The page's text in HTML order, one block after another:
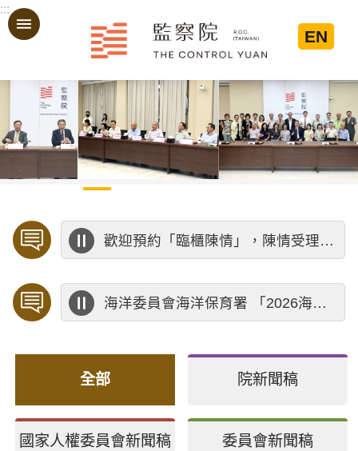
跳到主要內容區塊
:::
EN
歡迎預約「臨櫃陳情」，陳情受理中心將優先排定人員與您接談，釐清案情爭點後收案處理，以節省您的寶貴時間。
海洋委員會海洋保育署 「2026海洋保育創意短影音競賽」活動
全部 院新聞稿
國家人權委員會新聞稿 委員會新聞稿